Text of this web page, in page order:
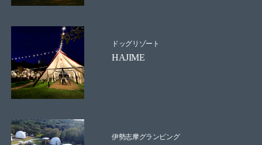
ドッグリゾート
HAJIME
伊勢志摩グランピング